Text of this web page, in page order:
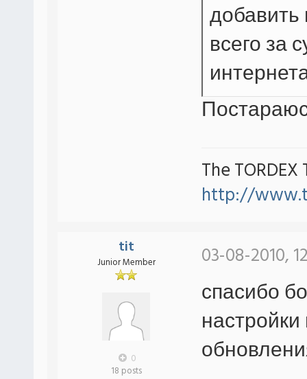
всего за
The TORDEX
http://
tit
Junior Member
0
18 posts
03-08-2010,
спасибо